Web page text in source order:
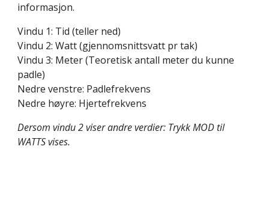
informasjon.
Vindu 1: Tid (teller ned)
Vindu 2: Watt (gjennomsnittsvatt pr tak)
Vindu 3: Meter (Teoretisk antall meter du kunne
padle)
Nedre venstre: Padlefrekvens
Nedre høyre: Hjertefrekvens
Dersom vindu 2 viser andre verdier: Trykk MOD til
WATTS vises.